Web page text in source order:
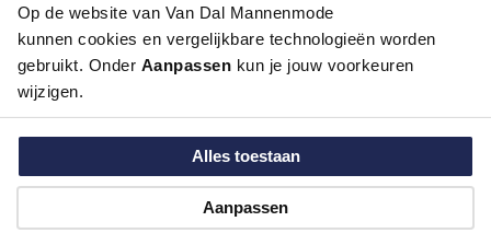
Op de website van Van Dal Mannenmode
kunnen cookies en vergelijkbare technologieën worden
gebruikt. Onder Aanpassen kun je jouw voorkeuren
wijzigen.
Alles toestaan
Aanpassen
Dit overhemd lange mouw van Bartlett voelt prettig aan en
draagt soepel. De button-down boord blijft netjes zitten,
terwijl de regular fit pasvorm ruimte geeft bij schouders en
taille. De effen print oogt rustig en combineert makkelijk. De
combinatie van lyocell, linnen en elastaan zorgen voor een
knoopsluiting en manchetten maken aan- en uittrekken